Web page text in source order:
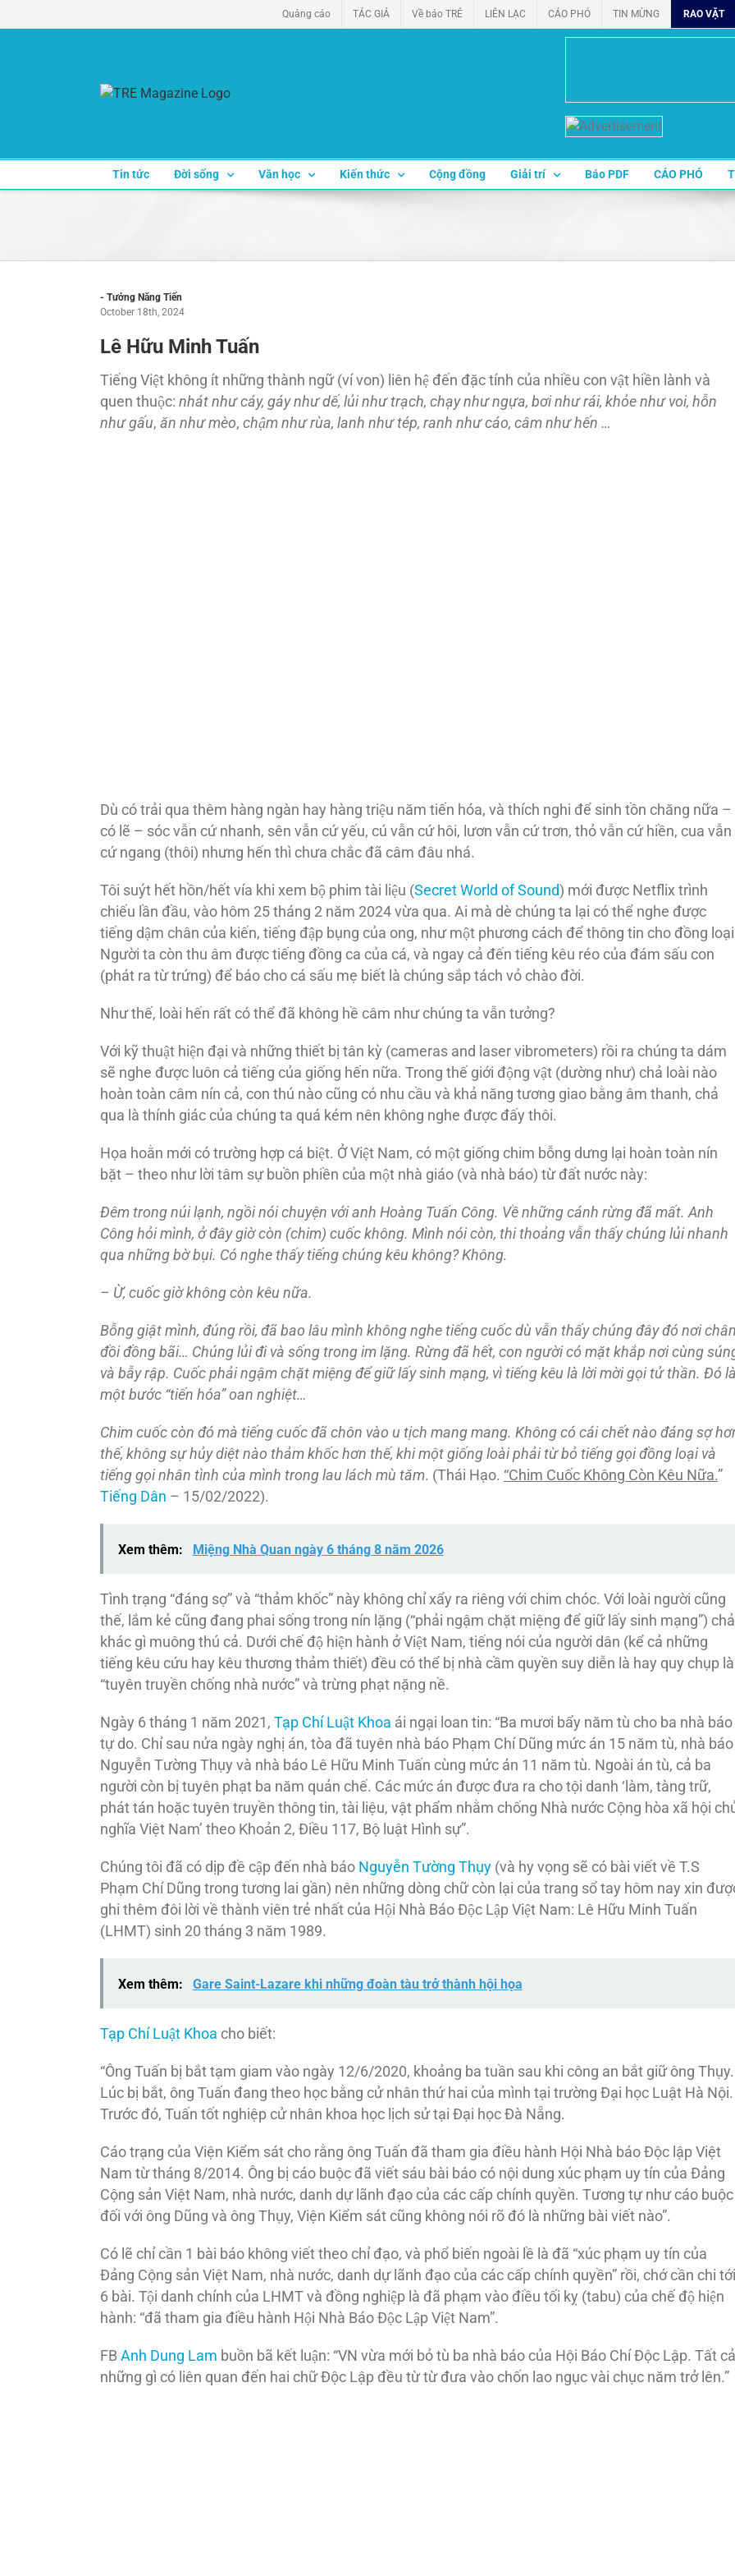
to
Quảng cáo TÁC GIẢ Về báo TRẺ LIÊN LẠC CÁO PHÓ TIN MỪNG RAO VẶT
Tin tức Đời sống Văn học Kiến thức Cộng đồng Giải trí Báo PDF CÁO PHÓ
- Tưởng Năng Tiến
October 18th, 2024
Lê Hữu Minh Tuấn
Tiếng Việt không ít những thành ngữ (ví von) liên hệ đến đặc tính của nhiều con vật hiền lành và
quen thuộc: nhát như cáy, gáy như dế, lủi như trạch, chạy như ngựa, bơi như rái, khỏe như voi, hỗn
như gấu, ăn như mèo, chậm như rùa, lanh như tép, ranh như cáo, câm như hến …
Dù có trải qua thêm hàng ngàn hay hàng triệu năm tiến hóa, và thích nghi để sinh tồn chăng nữa –
có lẽ – sóc vẫn cứ nhanh, sên vẫn cứ yếu, cú vẫn cứ hôi, lươn vẫn cứ trơn, thỏ vẫn cứ hiền, cua vẫn
cứ ngang (thôi) nhưng hến thì chưa chắc đã câm đâu nhá.
Tôi suýt hết hồn/hết vía khi xem bộ phim tài liệu (Secret World of Sound) mới được Netflix trình
chiếu lần đầu, vào hôm 25 tháng 2 năm 2024 vừa qua. Ai mà dè chúng ta lại có thể nghe được
tiếng dậm chân của kiến, tiếng đập bụng của ong, như một phương cách để thông tin cho đồng
Người ta còn thu âm được tiếng đồng ca của cá, và ngay cả đến tiếng kêu réo của đám sấu con
(phát ra từ trứng) để báo cho cá sấu mẹ biết là chúng sắp tách vỏ chào đời.
Như thế, loài hến rất có thể đã không hề câm như chúng ta vẫn tưởng?
Với kỹ thuật hiện đại và những thiết bị tân kỳ (cameras and laser vibrometers) rồi ra chúng ta dám
sẽ nghe được luôn cả tiếng của giống hến nữa. Trong thế giới động vật (dường như) chả loài nào
hoàn toàn câm nín cả, con thú nào cũng có nhu cầu và khả năng tương giao bằng âm thanh, chả
qua là thính giác của chúng ta quá kém nên không nghe được đấy thôi.
Họa hoằn mới có trường hợp cá biệt. Ở Việt Nam, có một giống chim bỗng dưng lại hoàn toàn nín
bặt – theo như lời tâm sự buồn phiền của một nhà giáo (và nhà báo) từ đất nước này:
Đêm trong núi lạnh, ngồi nói chuyện với anh Hoàng Tuấn Công. Về những cánh rừng đã mất. Anh
Công hỏi mình, ở đây giờ còn (chim) cuốc không. Mình nói còn, thi thoảng vẫn thấy chúng lủi nhanh
qua những bờ bụi. Có nghe thấy tiếng chúng kêu không? Không.
– Ừ, cuốc giờ không còn kêu nữa.
Bỗng giật mình, đúng rồi, đã bao lâu mình không nghe tiếng cuốc dù vẫn thấy chúng đây đó nơi chân
đồi đồng bãi… Chúng lủi đi và sống trong im lặng. Rừng đã hết, con người có mặt khắp nơi cùng
và bẫy rập. Cuốc phải ngậm chặt miệng để giữ lấy sinh mạng, vì tiếng kêu là lời mời gọi tử thần. Đó là
một bước “tiến hóa” oan nghiệt…
Chim cuốc còn đó mà tiếng cuốc đã chôn vào u tịch mang mang. Không có cái chết nào đáng sợ
thế, không sự hủy diệt nào thảm khốc hơn thế, khi một giống loài phải từ bỏ tiếng gọi đồng loại và
tiếng gọi nhân tình của mình trong lau lách mù tăm. (Thái Hạo. “Chim Cuốc Không Còn Kêu Nữa.”
Tiếng Dân – 15/02/2022).
Xem thêm: Miệng Nhà Quan ngày 6 tháng 8 năm 2026
Tình trạng “đáng sợ” và “thảm khốc” này không chỉ xẩy ra riêng với chim chóc. Với loài người cũng
thế, lắm kẻ cũng đang phai sống trong nín lặng (“phải ngậm chặt miệng để giữ lấy sinh mạng”) chả
khác gì muông thú cả. Dưới chế độ hiện hành ở Việt Nam, tiếng nói của người dân (kể cả những
tiếng kêu cứu hay kêu thương thảm thiết) đều có thể bị nhà cầm quyền suy diễn là hay quy chụp là
“tuyên truyền chống nhà nước” và trừng phạt nặng nề.
Ngày 6 tháng 1 năm 2021, Tạp Chí Luật Khoa ái ngại loan tin: “Ba mươi bẩy năm tù cho ba nhà báo
tự do. Chỉ sau nửa ngày nghị án, tòa đã tuyên nhà báo Phạm Chí Dũng mức án 15 năm tù, nhà báo
Nguyễn Tường Thụy và nhà báo Lê Hữu Minh Tuấn cùng mức án 11 năm tù. Ngoài án tù, cả ba
người còn bị tuyên phạt ba năm quản chế. Các mức án được đưa ra cho tội danh ‘làm, tàng trữ,
phát tán hoặc tuyên truyền thông tin, tài liệu, vật phẩm nhằm chống Nhà nước Cộng hòa xã hội
nghĩa Việt Nam’ theo Khoản 2, Điều 117, Bộ luật Hình sự”.
Chúng tôi đã có dịp đề cập đến nhà báo Nguyễn Tường Thụy (và hy vọng sẽ có bài viết về T.S
Phạm Chí Dũng trong tương lai gần) nên những dòng chữ còn lại của trang sổ tay hôm nay xin
ghi thêm đôi lời về thành viên trẻ nhất của Hội Nhà Báo Độc Lập Việt Nam: Lê Hữu Minh Tuấn
(LHMT) sinh 20 tháng 3 năm 1989.
Xem thêm: Gare Saint-Lazare khi những đoàn tàu trở thành hội họa
Tạp Chí Luật Khoa cho biết:
“Ông Tuấn bị bắt tạm giam vào ngày 12/6/2020, khoảng ba tuần sau khi công an bắt giữ ông Thụy.
Lúc bị bắt, ông Tuấn đang theo học bằng cử nhân thứ hai của mình tại trường Đại học Luật Hà Nội.
Trước đó, Tuấn tốt nghiệp cử nhân khoa học lịch sử tại Đại học Đà Nẵng.
Cáo trạng của Viện Kiểm sát cho rằng ông Tuấn đã tham gia điều hành Hội Nhà báo Độc lập Việt
Nam từ tháng 8/2014. Ông bị cáo buộc đã viết sáu bài báo có nội dung xúc phạm uy tín của Đảng
Cộng sản Việt Nam, nhà nước, danh dự lãnh đạo của các cấp chính quyền. Tương tự như cáo buộc
đối với ông Dũng và ông Thụy, Viện Kiểm sát cũng không nói rõ đó là những bài viết nào”.
Có lẽ chỉ cần 1 bài báo không viết theo chỉ đạo, và phổ biến ngoài lề là đã “xúc phạm uy tín của
Đảng Cộng sản Việt Nam, nhà nước, danh dự lãnh đạo của các cấp chính quyền” rồi, chớ cần chi tới
6 bài. Tội danh chính của LHMT và đồng nghiệp là đã phạm vào điều tối kỵ (tabu) của chế độ hiện
hành: “đã tham gia điều hành Hội Nhà Báo Độc Lập Việt Nam”.
FB Anh Dung Lam buồn bã kết luận: “VN vừa mới bỏ tù ba nhà báo của Hội Báo Chí Độc Lập. Tất cả
những gì có liên quan đến hai chữ Độc Lập đều từ từ đưa vào chốn lao ngục vài chục năm trở lên.”